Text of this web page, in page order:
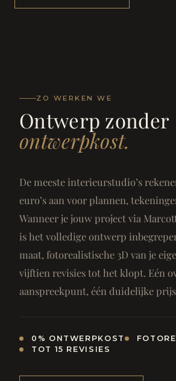
ZO WERKEN WE
Ontwerp zonder
ontwerpkost.
De meeste interieurstudio’s
euro’s aan voor plannen,
Wanneer je jouw project via
is het volledige ontwerp
maat, fotorealistische 3D van je
vijftien revisies tot het klopt. Eén
aanspreekpunt, één duidelijke
0% ONTWERPKOST
TOT 15 REVISIES